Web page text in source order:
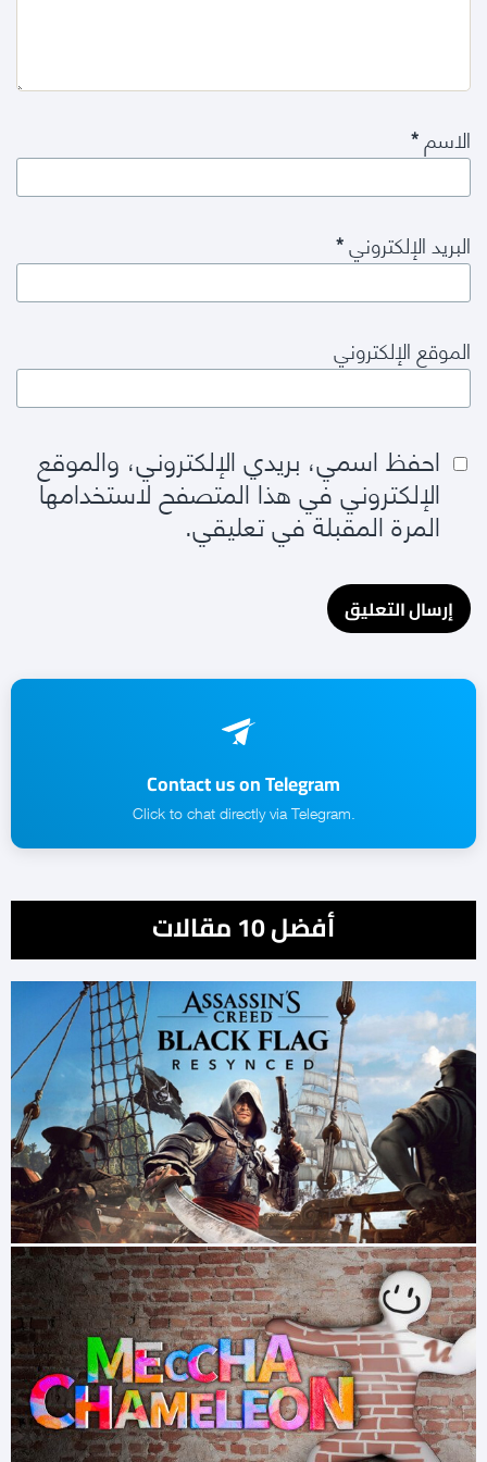
الاسم*
البريد الإلكتروني*
الموقع الإلكتروني
احفظ اسمي، بريدي الإلكتروني، والموقع
الإلكتروني في هذا المتصفح لاستخدامها
المرة المقبلة في تعليقي.
Contact us on Telegram
.Click to chat directly via Telegram
أفضل 10 مقالات